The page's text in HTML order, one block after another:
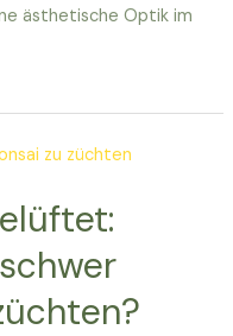
ästhetische Optik im